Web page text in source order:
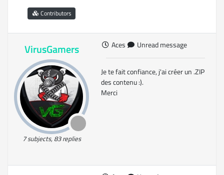
Contributors
VirusGamers
7 subjects, 83 replies
Aces Unread message
Je te fait confiance, j'ai créer un .ZIP
des contenu :).
Merci